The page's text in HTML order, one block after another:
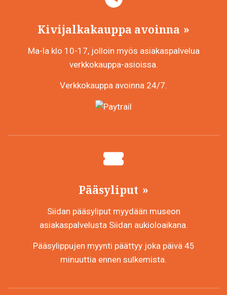
Kivijalkakauppa avoinna
Ma-la klo 10-17, jolloin myös asiakaspalvelua
verkkokauppa-asioissa.
Verkkokauppa avoinna 24/7.
Pääsyliput
Siidan pääsyliput myydään museon
asiakaspalvelusta Siidan aukioloaikana.
Pääsylippujen myynti päättyy joka päivä 45
minuuttia ennen sulkemista.